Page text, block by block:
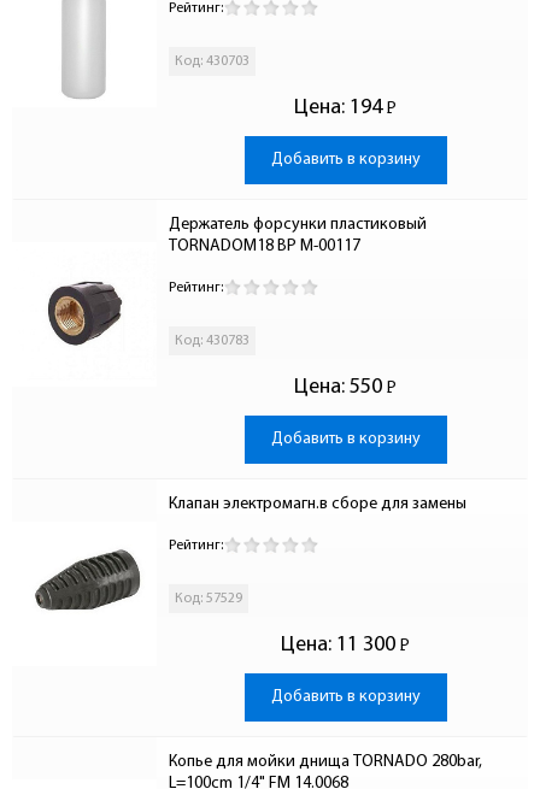
Рейтинг:
Код: 430703
Цена: 194 Р
-
Добавить в корзину
Держатель форсунки пластиковый
TORNADOМ18 ВР M-00117
Рейтинг:
Код: 430783
Цена: 550 Р
-
Добавить в корзину
Клапан электромагн.в сборе для замены
Рейтинг:
Код: 57529
Цена: 11 300 Р
-
Добавить в корзину
Копье для мойки днища TORNADO 280bar,
L=100cm 1/4" FM 14.0068